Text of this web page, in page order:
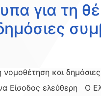
για τη
νομοθέτηση και
Είσοδος ελεύθερη Ο